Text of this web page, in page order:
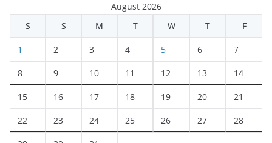
August 2026
S
S M T W T F
1 2 3 4 5 6 7
8 9 10 11 12 13 14
15 16 17 18 19 20 21
22 23 24 25 26 27 28